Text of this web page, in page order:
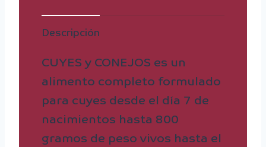
Descripción
CUYES y CONEJOS es un
alimento completo formulado
para cuyes desde el día 7 de
nacimientos hasta 800
gramos de peso vivos hasta el